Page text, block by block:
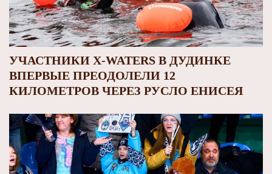
УЧАСТНИКИ X-WATERS В ДУДИНКЕ
ВПЕРВЫЕ ПРЕОДОЛЕЛИ 12
КИЛОМЕТРОВ ЧЕРЕЗ РУСЛО ЕНИСЕЯ